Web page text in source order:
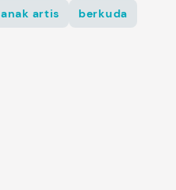
anak artis berkuda